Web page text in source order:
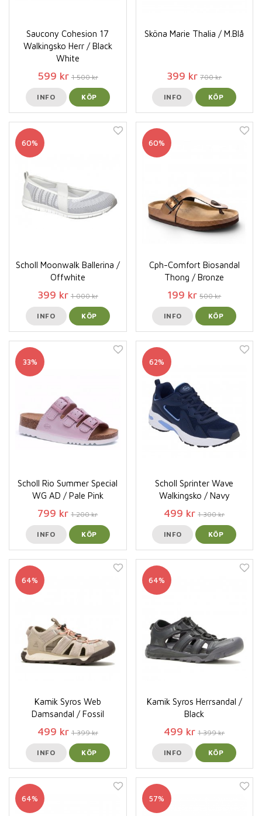
Saucony Cohesion 17
Walkingsko Herr / Black
White
599 kr 1 500 kr
INFO KÖP
Sköna Marie Thalia / M.Blå
399 kr 700 kr
INFO KÖP
60%
Scholl Moonwalk Ballerina /
Offwhite
399 kr 1 000 kr
INFO KÖP
60%
Cph-Comfort Biosandal
Thong / Bronze
199 kr 500 kr
INFO KÖP
33%
Scholl Rio Summer Special
WG AD / Pale Pink
799 kr 1 200 kr
INFO KÖP
62%
Scholl Sprinter Wave
Walkingsko / Navy
499 kr 1 300 kr
INFO KÖP
64%
Kamik Syros Web
Damsandal / Fossil
499 kr 1 399 kr
INFO KÖP
64%
Kamik Syros Herrsandal /
Black
499 kr 1 399 kr
INFO KÖP
64% 57%